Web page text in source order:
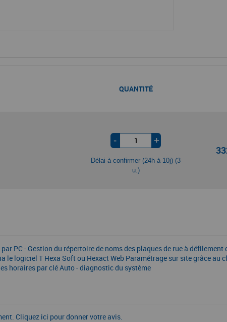
QUANTITÉ
- +
Délai à confirmer (24h à 10j) (3
u.)
PC - Gestion du répertoire de noms des plaques de rue à
le logiciel T Hexa Soft ou Hexact Web Paramétrage sur site grâce
horaires par clé Auto - diagnostic du système
Cliquez ici pour donner votre avis.